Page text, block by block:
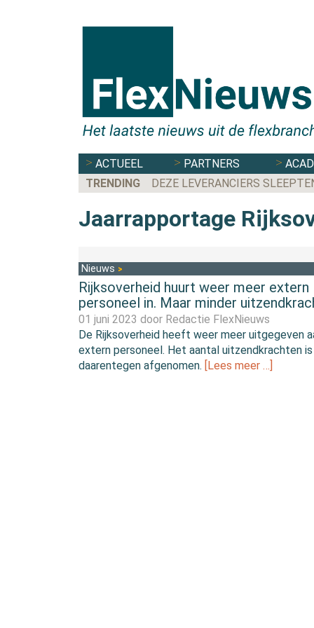
ACTUEEL PARTNERS
TRENDING
DEZE LEVERANCIERS
Jaarrapportage
Nieuws
Rijksoverheid huurt weer meer extern
personeel in. Maar minder
01 juni 2023 door Redactie FlexNieuws
De Rijksoverheid heeft weer meer uitgegeven
extern personeel. Het aantal uitzendkrachten is
daarentegen afgenomen. [Lees meer …]